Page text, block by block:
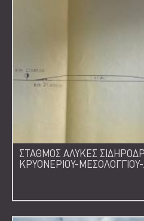
ΣΤΑΘΜΟΣ ΑΛΥΚΕΣ
ΚΡΥΟΝΕΡΙΟΥ-ΜΕΣΟΛΟΓΓΙΟΥ-